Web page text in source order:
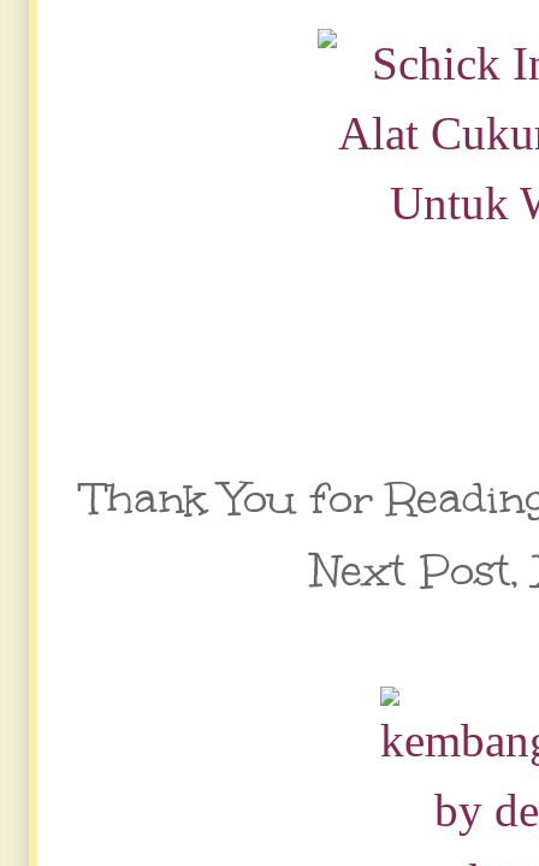
Thank You for
Next Post,